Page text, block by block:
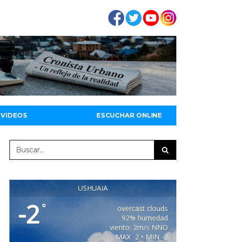
VIDEOS ESCUCHAR ONLINE
USHUAIA
-2°
overcast clouds
92% humedad
viento: 2m/s NNO
MAX -2 • MIN -2